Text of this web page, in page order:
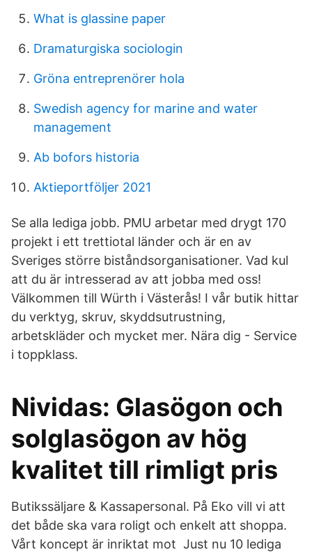
What is glassine paper
Dramaturgiska sociologin
Gröna entreprenörer hola
Swedish agency for marine and water
management
Ab bofors historia
Aktieportföljer 2021
Se alla lediga jobb. PMU arbetar med drygt 170
projekt i ett trettiotal länder och är en av
Sveriges större biståndsorganisationer. Vad kul
att du är intresserad av att jobba med oss!
Välkommen till Würth i Västerås! I vår butik hittar
du verktyg, skruv, skyddsutrustning,
arbetskläder och mycket mer. Nära dig - Service
i toppklass.
Nividas: Glasögon och
solglasögon av hög
kvalitet till rimligt pris
Butikssäljare & Kassapersonal. På Eko vill vi att
det både ska vara roligt och enkelt att shoppa.
Vårt koncept är inriktat mot Just nu 10 lediga